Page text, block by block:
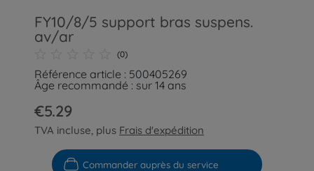
FY10/8/5 support bras suspens.
av/ar
(0)
Référence article : 500405269
Âge recommandé : sur 14 ans
€5.29
TVA incluse, plus Frais d'expédition
Commander auprès du service